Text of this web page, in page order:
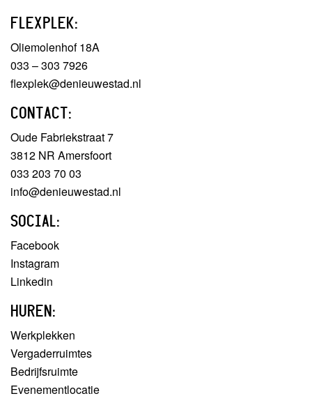
FLEXPLEK:
Oliemolenhof 18A
033 – 303 7926
flexplek@denieuwestad.nl
CONTACT:
Oude Fabriekstraat 7
3812 NR Amersfoort
033 203 70 03
info@denieuwestad.nl
SOCIAL:
Facebook
Instagram
Linkedin
HUREN:
Werkplekken
Vergaderruimtes
Bedrijfsruimte
Evenementlocatie